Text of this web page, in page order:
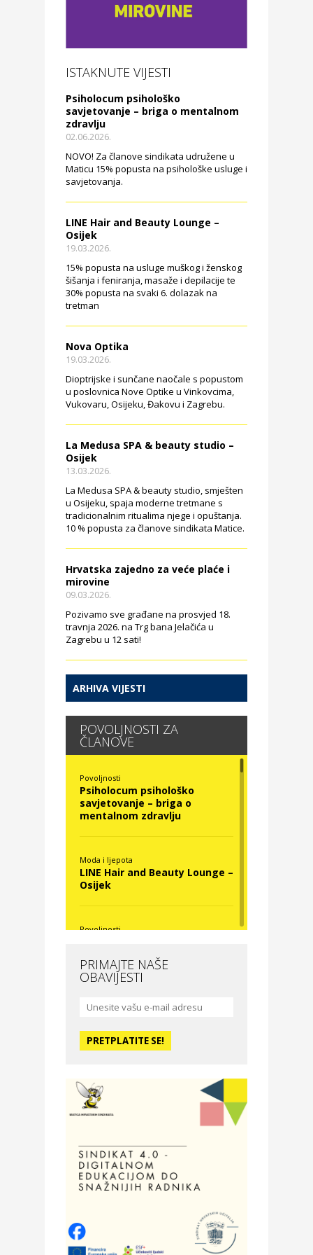
ISTAKNUTE VIJESTI
Psiholocum psihološko
savjetovanje – briga o mentalnom
zdravlju
02.06.2026.
NOVO! Za članove sindikata udružene u
Maticu 15% popusta na psihološke usluge i
savjetovanja.
LINE Hair and Beauty Lounge –
Osijek
19.03.2026.
15% popusta na usluge muškog i ženskog
šišanja i feniranja, masaže i depilacije te
30% popusta na svaki 6. dolazak na
tretman
Nova Optika
19.03.2026.
Dioptrijske i sunčane naočale s popustom
u poslovnica Nove Optike u Vinkovcima,
Vukovaru, Osijeku, Đakovu i Zagrebu.
La Medusa SPA & beauty studio –
Osijek
13.03.2026.
La Medusa SPA & beauty studio, smješten
u Osijeku, spaja moderne tretmane s
tradicionalnim ritualima njege i opuštanja.
10 % popusta za članove sindikata Matice.
Hrvatska zajedno za veće plaće i
mirovine
09.03.2026.
Pozivamo sve građane na prosvjed 18.
travnja 2026. na Trg bana Jelačića u
Zagrebu u 12 sati!
ARHIVA VIJESTI
POVOLJNOSTI ZA
ČLANOVE
Povoljnosti
Psiholocum psihološko
savjetovanje – briga o
mentalnom zdravlju
Moda i ljepota
LINE Hair and Beauty Lounge –
Osijek
Povoljnosti
Moda i ljepota
studio – Osijek
Zdravlje i osiguranje
Odmor
Villa Baranja – popust na
smještaj
Povoljnosti
Optika Adrialeće – online i
PRIMAJTE NAŠE
OBAVIJESTI